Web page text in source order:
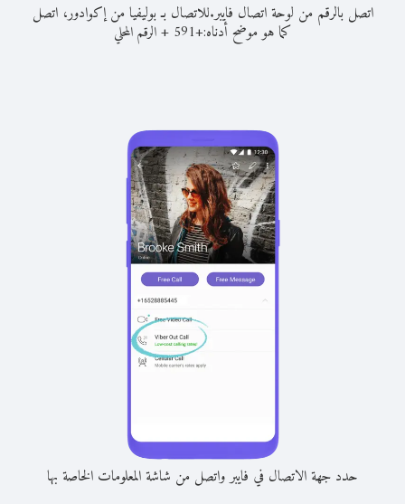
اتصل بالرقم من لوحة اتصال فايبر.للاتصال بـ بوليفيا من إكوادور، اتصل
كما هو موضح أدناه:+
591
+الرقم المحلي
حدد جهة الاتصال في فايبر واتصل من شاشة المعلومات الخاصة بها